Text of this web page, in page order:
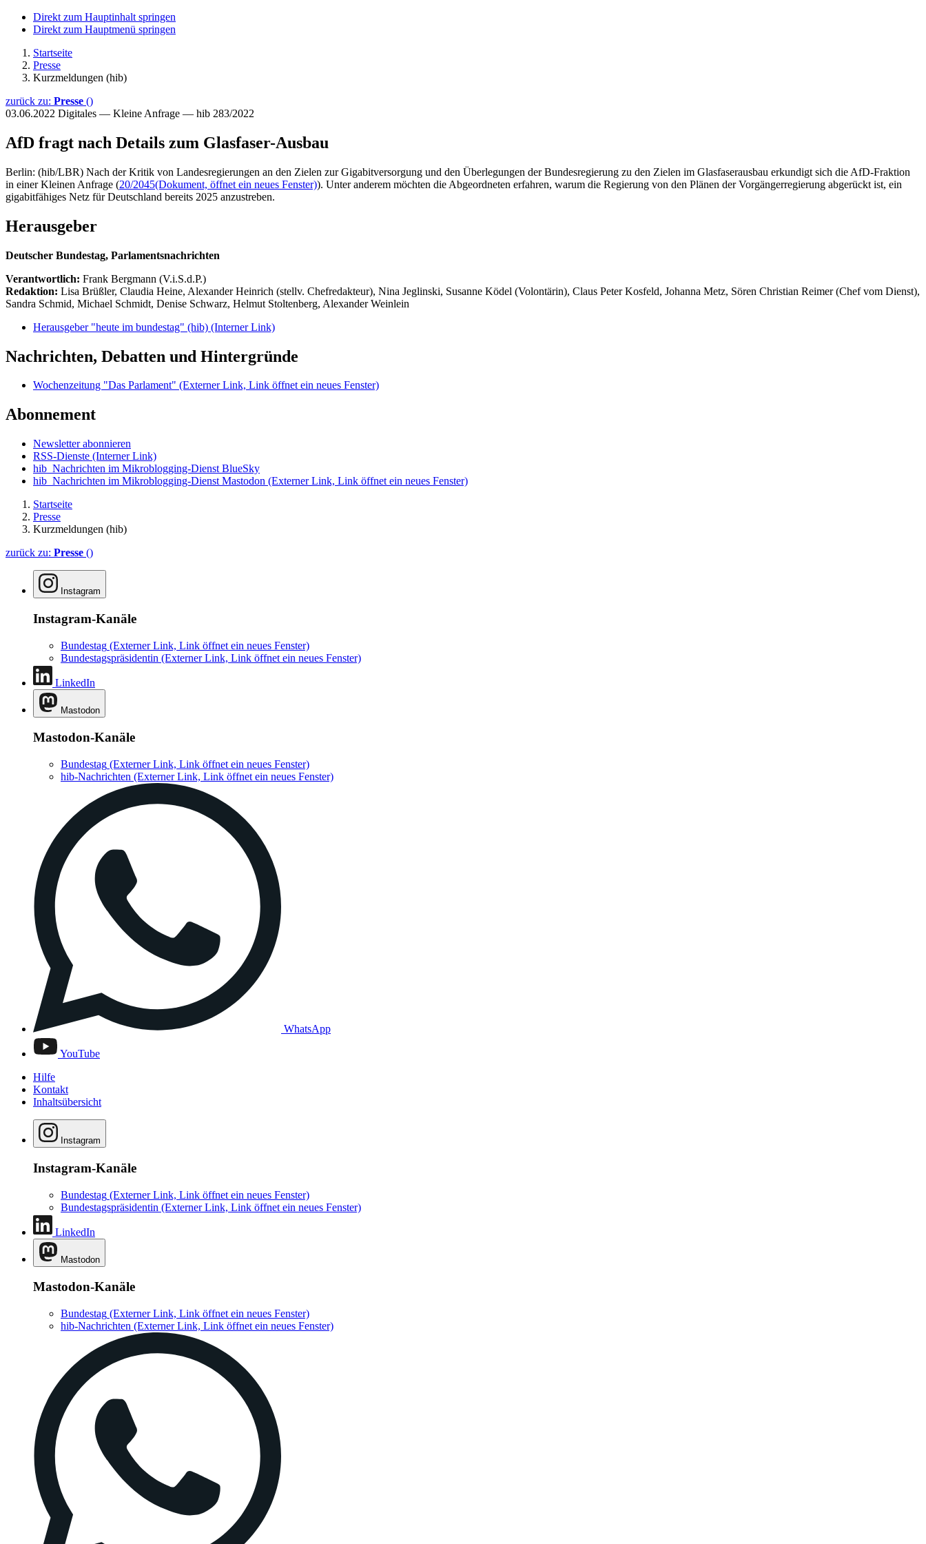
Direkt zum Hauptinhalt springen
Direkt zum Hauptmenü springen
Startseite
Presse
Kurzmeldungen (hib)
zurück zu: Presse ()
03.06.2022 Digitales — Kleine Anfrage — hib 283/2022
AfD fragt nach Details zum Glasfaser-Ausbau
Berlin: (hib/LBR) Nach der Kritik von Landesregierungen an den Zielen zur Gigabitversorgung und den Überlegungen der Bundesregierung zu den Zielen im Glasfaserausbau erkundigt sich die AfD-Fraktion
in einer Kleinen Anfrage (20/2045(Dokument, öffnet ein neues Fenster)). Unter anderem möchten die Abgeordneten erfahren, warum die Regierung von den Plänen der Vorgängerregierung abgerückt ist, ein
gigabitfähiges Netz für Deutschland bereits 2025 anzustreben.
Herausgeber
Deutscher Bundestag, Parlamentsnachrichten
Verantwortlich: Frank Bergmann (V.i.S.d.P.)
Redaktion: Lisa Brüßler, Claudia Heine, Alexander Heinrich (stellv. Chefredakteur), Nina Jeglinski, Susanne Ködel (Volontärin), Claus Peter Kosfeld, Johanna Metz, Sören Christian Reimer (Chef vom Dienst),
Sandra Schmid, Michael Schmidt, Denise Schwarz, Helmut Stoltenberg, Alexander Weinlein
Herausgeber "heute im bundestag" (hib) (Interner Link)
Nachrichten, Debatten und Hintergründe
Wochenzeitung "Das Parlament" (Externer Link, Link öffnet ein neues Fenster)
Abonnement
Newsletter abonnieren
RSS-Dienste (Interner Link)
hib_Nachrichten im Mikroblogging-Dienst BlueSky
hib_Nachrichten im Mikroblogging-Dienst Mastodon (Externer Link, Link öffnet ein neues Fenster)
Startseite
Presse
Kurzmeldungen (hib)
zurück zu: Presse ()
Instagram
Instagram-Kanäle
Bundestag (Externer Link, Link öffnet ein neues Fenster)
Bundestagspräsidentin (Externer Link, Link öffnet ein neues Fenster)
LinkedIn
Mastodon
Mastodon-Kanäle
Bundestag (Externer Link, Link öffnet ein neues Fenster)
hib-Nachrichten (Externer Link, Link öffnet ein neues Fenster)
WhatsApp
YouTube
Hilfe
Kontakt
Inhaltsübersicht
Instagram
Instagram-Kanäle
Bundestag (Externer Link, Link öffnet ein neues Fenster)
Bundestagspräsidentin (Externer Link, Link öffnet ein neues Fenster)
LinkedIn
Mastodon
Mastodon-Kanäle
Bundestag (Externer Link, Link öffnet ein neues Fenster)
hib-Nachrichten (Externer Link, Link öffnet ein neues Fenster)